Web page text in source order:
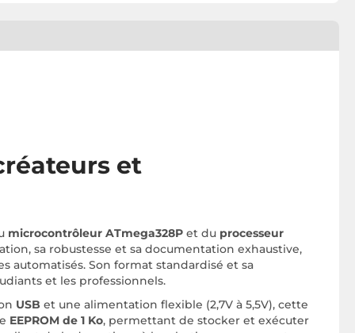
et
microcontrôleur ATmega328P et du processeur
sa robustesse et sa documentation exhaustive,
automatisés. Son format standardisé et sa
et les professionnels.
USB et une alimentation flexible (2,7V à 5,5V), cette
EEPROM de 1 Ko, permettant de stocker et exécuter